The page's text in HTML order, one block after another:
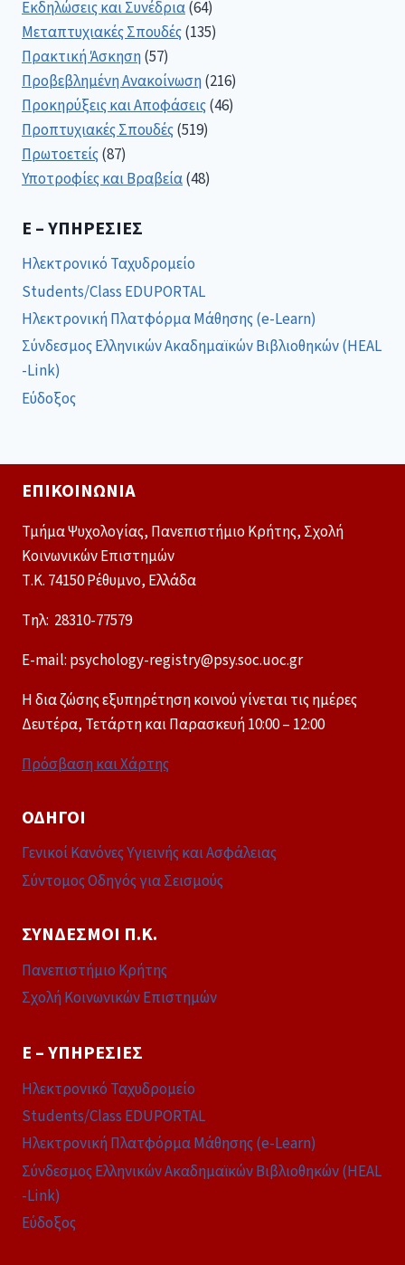
Εκδηλώσεις και Συνέδρια(64)
Μεταπτυχιακές Σπουδές(135)
Πρακτική Άσκηση(57)
Προβεβλημένη Ανακοίνωση(216)
Προκηρύξεις και Αποφάσεις(46)
Προπτυχιακές Σπουδές(519)
Πρωτοετείς(87)
Υποτροφίες και Βραβεία(48)
E – ΥΠΗΡΕΣΊΕΣ
Ηλεκτρονικό Ταχυδρομείο
Students/Class EDUPORTAL
Ηλεκτρονική Πλατφόρμα Μάθησης (e-Learn)
Σύνδεσμος Ελληνικών Ακαδημαϊκών Βιβλιοθηκών (HEAL
-Link)
Εύδοξος
ΕΠΙΚΟΙΝΩΝΊΑ
Τμήμα Ψυχολογίας, Πανεπιστήμιο Κρήτης, Σχολή
Κοινωνικών Επιστημών
Τ.Κ. 74150 Ρέθυμνο, Ελλάδα
Tηλ: 28310-77579
E-mail: psychology-registry@psy.soc.uoc.gr
Η δια ζώσης εξυπηρέτηση κοινού γίνεται τις ημέρες
Δευτέρα, Τετάρτη και Παρασκευή 10:00 – 12:00
Πρόσβαση και Χάρτης
ΟΔΗΓΟΊ
Γενικοί Κανόνες Υγιεινής και Ασφάλειας
Σύντομος Οδηγός για Σεισμούς
ΣΎΝΔΕΣΜΟΙ Π.Κ.
Πανεπιστήμιο Κρήτης
Σχολή Κοινωνικών Επιστημών
E – ΥΠΗΡΕΣΊΕΣ
Ηλεκτρονικό Ταχυδρομείο
Students/Class EDUPORTAL
Ηλεκτρονική Πλατφόρμα Μάθησης (e-Learn)
Σύνδεσμος Ελληνικών Ακαδημαϊκών Βιβλιοθηκών (HEAL
-Link)
Εύδοξος